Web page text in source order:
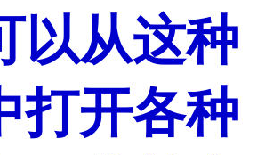
以从这种
打开各种